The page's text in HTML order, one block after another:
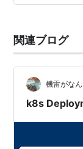
関連ブログ
機雷がな
k8s